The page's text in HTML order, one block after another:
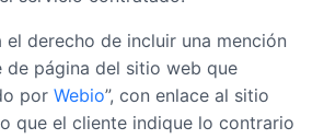
el derecho de incluir una mención
de página del sitio web que
por Webio”, con enlace al sitio
que el cliente indique lo contrario